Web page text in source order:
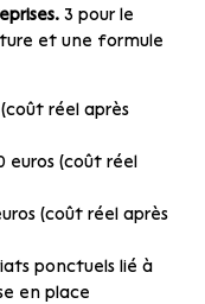
3 pour le
et une formule
réel après
euros (coût réel
(coût réel après
ponctuels lié à
en place